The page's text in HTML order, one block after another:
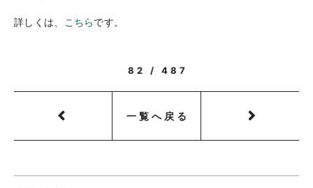
詳しくは、 こちらです。
82 / 487
一覧へ戻る